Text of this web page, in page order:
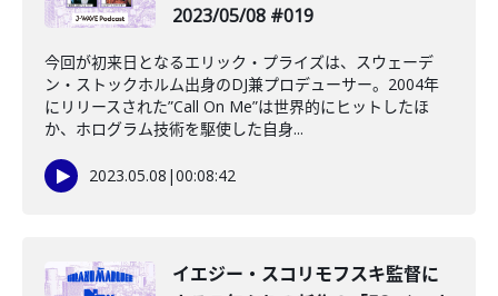
2023/05/08 #019
今回が初来日となるエリック・プライズは、スウェーデ
ン・ストックホルム出身のDJ兼プロデューサー。2004年
にリリースされた”Call On Me”は世界的にヒットしたほ
か、ホログラム技術を駆使した自身...
2023.05.08 |00:08:42
イエジー・スコリモフスキ監督に